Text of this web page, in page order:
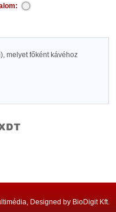
melyet főként kávéhoz
Designed by BioDigit Kft.